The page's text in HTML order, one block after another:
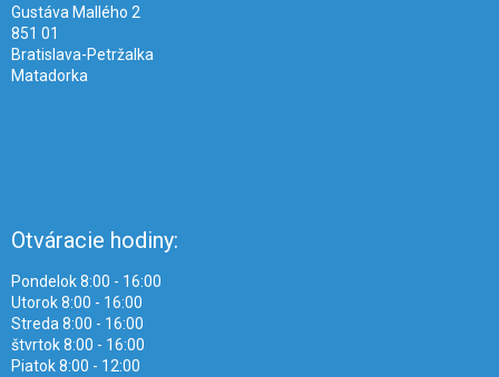
Gustáva Mallého 2
851 01
Bratislava-Petržalka
Matadorka
Otváracie hodiny:
Pondelok 8:00 - 16:00
Utorok 8:00 - 16:00
Streda 8:00 - 16:00
štvrtok 8:00 - 16:00
Piatok 8:00 - 12:00